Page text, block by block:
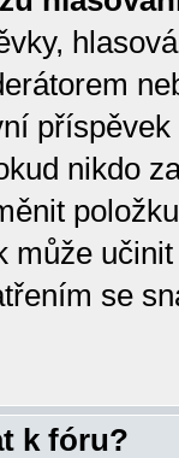
nikdo
může
se
k fóru?